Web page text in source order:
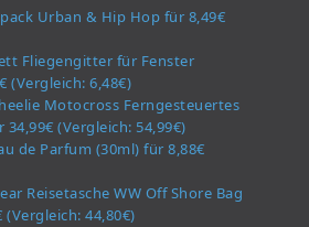
Urban & Hip Hop für 8,49€
Fliegengitter für Fenster
(Vergleich: 6,48€)
Motocross Ferngesteuertes
(Vergleich: 54,99€)
de Parfum (30ml) für 8,88€
Reisetasche WW Off Shore Bag
(Vergleich: 44,80€)